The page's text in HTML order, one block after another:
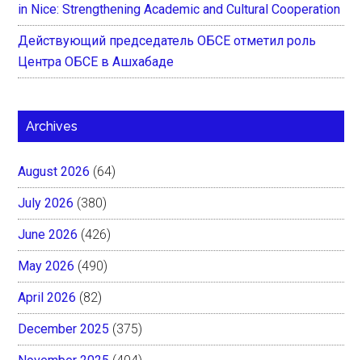
in Nice: Strengthening Academic and Cultural Cooperation
Действующий председатель ОБСЕ отметил роль
Центра ОБСЕ в Ашхабаде
Archives
August 2026 (64)
July 2026 (380)
June 2026 (426)
May 2026 (490)
April 2026 (82)
December 2025 (375)